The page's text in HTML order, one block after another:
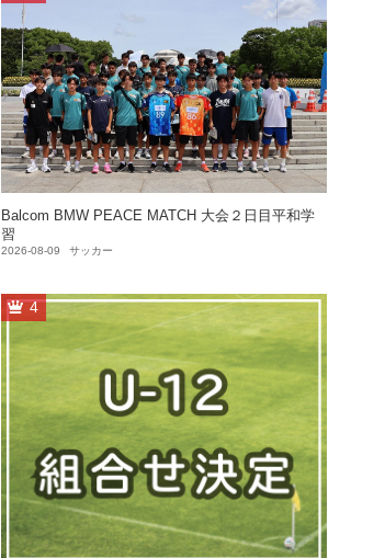
Balcom BMW PEACE MATCH 大会２日目平和学
習
2026-08-09 サッカー
4